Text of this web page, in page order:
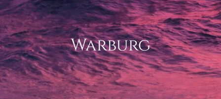
Warburg